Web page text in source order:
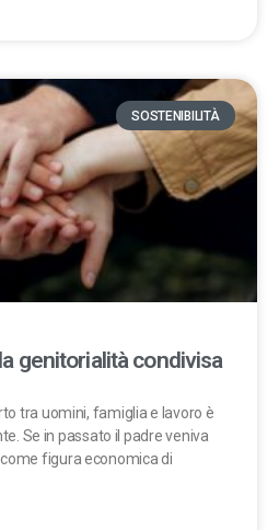
SOSTENIBILITÀ
genitorialità condivisa
tra uomini, famiglia e lavoro è
Se in passato il padre veniva
figura economica di